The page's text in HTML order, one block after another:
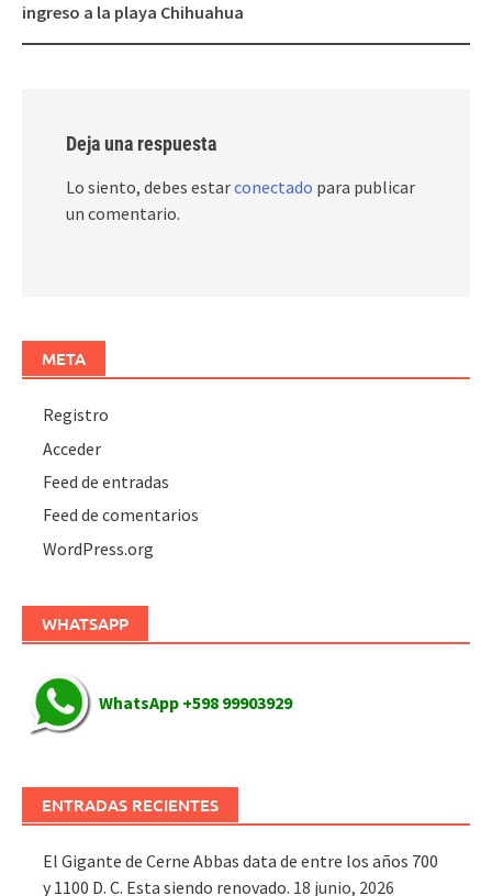
ingreso a la playa Chihuahua
Deja una respuesta
Lo siento, debes estarconectado para publicar
un comentario.
META
Registro
Acceder
Feed de entradas
Feed de comentarios
WordPress.org
WHATSAPP
WhatsApp +598 99903929
ENTRADAS RECIENTES
El Gigante de Cerne Abbas data de entre los años 700
y 1100 D. C. Esta siendo renovado. 18 junio, 2026